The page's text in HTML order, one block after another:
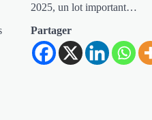
2025, un lot important…
Partager